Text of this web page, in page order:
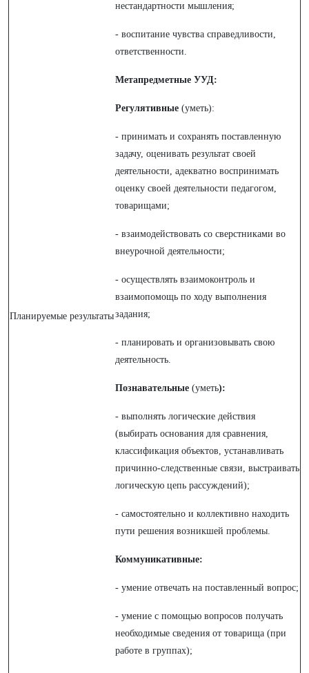
Планируемые результаты
нестандартности мышления;
- воспитание чувства справедливости,
ответственности.
Метапредметные УУД:
Регулятивные (уметь):
- принимать и сохранять поставленную
задачу, оценивать результат своей
деятельности, адекватно воспринимать
оценку своей деятельности педагогом,
товарищами;
- взаимодействовать со сверстниками во
внеурочной деятельности;
- осуществлять взаимоконтроль и
взаимопомощь по ходу выполнения
задания;
- планировать и организовывать свою
деятельность.
Познавательные (уметь):
- выполнять логические действия
(выбирать основания для сравнения,
классификация объектов, устанавливать
причинно-следственные связи, выстраивать
логическую цепь рассуждений);
- самостоятельно и коллективно находить
пути решения возникшей проблемы.
Коммуникативные:
- умение отвечать на поставленный вопрос;
- умение с помощью вопросов получать
необходимые сведения от товарища (при
работе в группах);